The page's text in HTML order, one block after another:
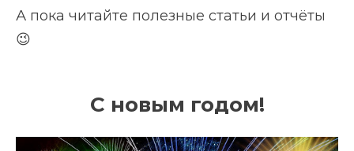
А пока читайте полезные статьи и отчёты
😉
С новым годом!